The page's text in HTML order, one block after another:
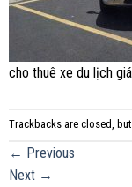
cho thuê xe du lịch
Trackbacks are closed, but
← Previous
Next →